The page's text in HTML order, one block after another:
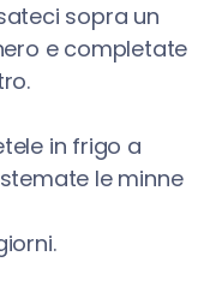
sopra un
e completate
in frigo a
le minne